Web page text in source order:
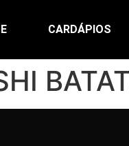
CARDÁPIOS